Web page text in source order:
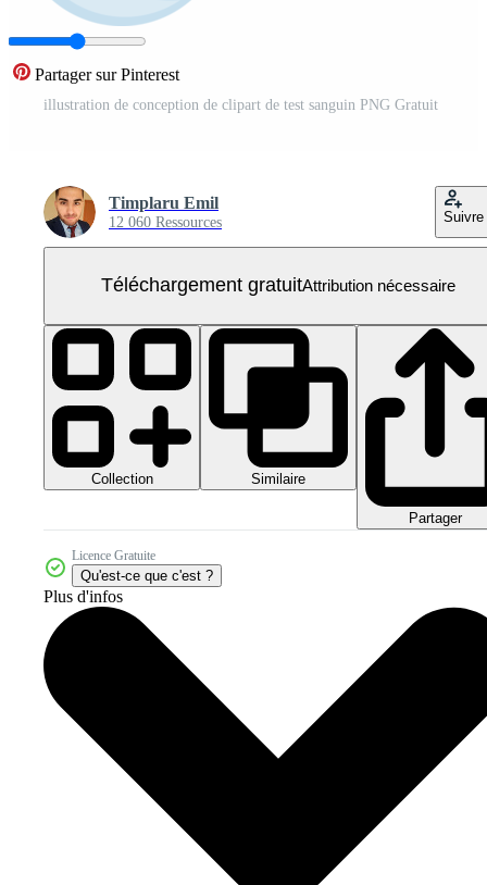
Partager sur Pinterest
illustration de conception de clipart de test sanguin PNG Gratuit
Timplaru Emil
12 060 Ressources Suivre
Téléchargement gratuitAttribution nécessaire
Collection Similaire
Partager
Licence Gratuite
Qu'est-ce que c'est ?
Plus d'infos